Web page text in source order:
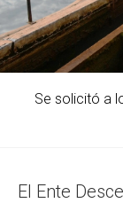
Se solicitó a
El Ente